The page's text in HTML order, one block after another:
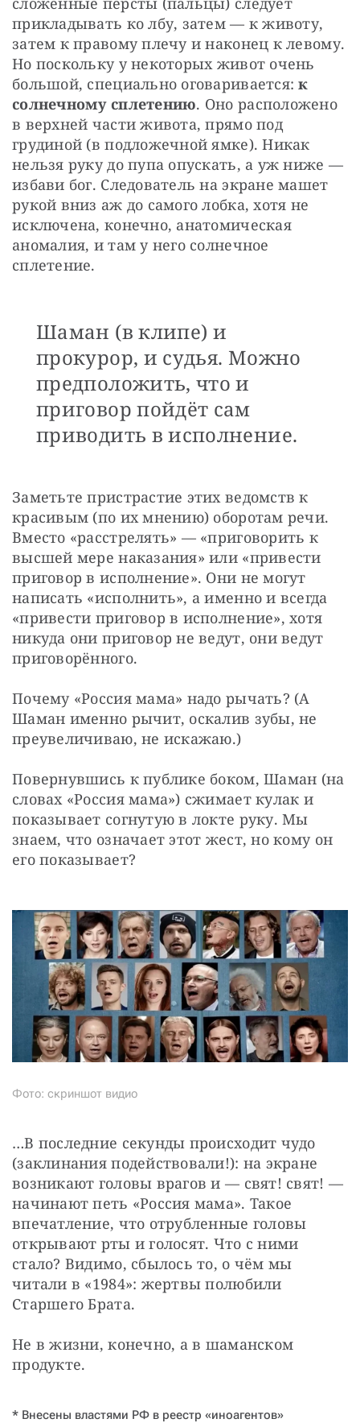
прикладывать ко лбу, затем — к животу,
затем к правому плечу и наконец к левому.
Но поскольку у некоторых живот очень
большой, специально оговаривается: к
солнечному сплетению. Оно расположено
в верхней части живота, прямо под
грудиной (в подложечной ямке). Никак
нельзя руку до пупа опускать, а уж ниже —
избави бог. Следователь на экране машет
рукой вниз аж до самого лобка, хотя не
исключена, конечно, анатомическая
аномалия, и там у него солнечное
сплетение.
Шаман (в клипе) и
прокурор, и судья. Можно
предположить, что и
приговор пойдёт сам
приводить в исполнение.
Заметьте пристрастие этих ведомств к
красивым (по их мнению) оборотам речи.
Вместо «расстрелять» — «приговорить к
высшей мере наказания» или «привести
приговор в исполнение». Они не могут
написать «исполнить», а именно и всегда
«привести приговор в исполнение», хотя
никуда они приговор не ведут, они ведут
приговорённого.
Почему «Россия мама» надо рычать? (А
Шаман именно рычит, оскалив зубы, не
преувеличиваю, не искажаю.)
Повернувшись к публике боком, Шаман (на
словах «Россия мама») сжимает кулак и
показывает согнутую в локте руку. Мы
знаем, что означает этот жест, но кому он
его показывает?
Фото: скриншот видио
…В последние секунды происходит чудо
(заклинания подействовали!): на экране
возникают головы врагов и — свят! свят! —
начинают петь «Россия мама». Такое
впечатление, что отрубленные головы
открывают рты и голосят. Что с ними
стало? Видимо, сбылось то, о чём мы
читали в «1984»: жертвы полюбили
Старшего Брата.
Не в жизни, конечно, а в шаманском
продукте.
* Внесены властями РФ в реестр «иноагентов»